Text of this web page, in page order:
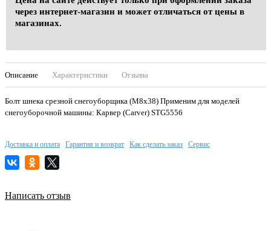
через интернет-магазин и может отличаться от цены в
магазинах.
Описание Характеристики Отзывы
Болт шнека срезной снегоуборщика (M8х38) Применим для моделей
снегоуборочной машины: Карвер (Carver) STG5556
Доставка и оплата Гарантия и возврат Как сделать заказ Сервис
Написать отзыв